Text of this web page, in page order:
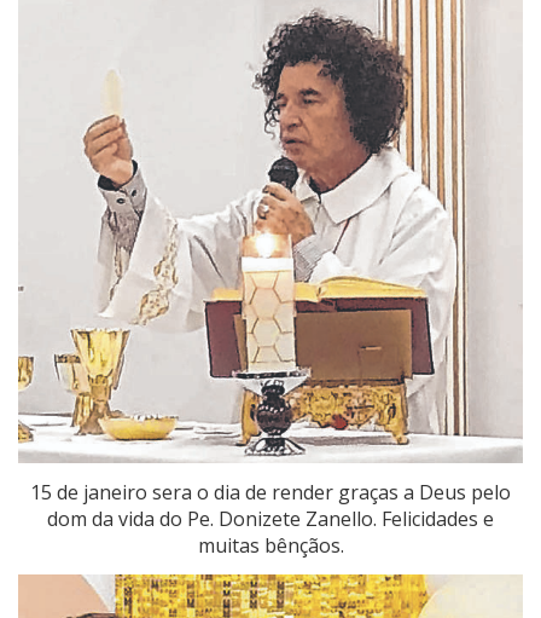
15 de janeiro sera o dia de render graças a Deus pelo
dom da vida do Pe. Donizete Zanello. Felicidades e
muitas bênçãos.